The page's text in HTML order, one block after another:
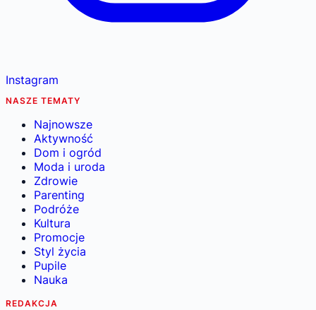
Instagram
NASZE TEMATY
Najnowsze
Aktywność
Dom i ogród
Moda i uroda
Zdrowie
Parenting
Podróże
Kultura
Promocje
Styl życia
Pupile
Nauka
REDAKCJA